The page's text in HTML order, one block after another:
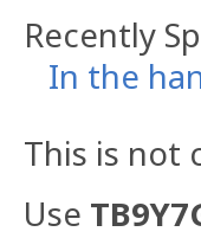
Recently
In the
This is not
Use